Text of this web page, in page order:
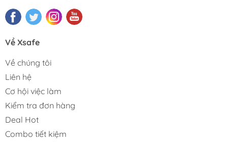
Về Xsafe
Về chúng tôi
Liên hệ
Cơ hội việc làm
Kiểm tra đơn hàng
Deal Hot
Combo tiết kiệm